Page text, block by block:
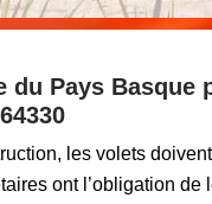
Pays Basque
les volets
ont l’obligation de